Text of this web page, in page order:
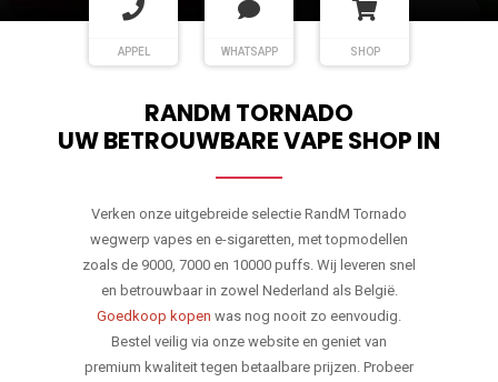
APPEL WHATSAPP SHOP
RANDM TORNADO
UW BETROUWBARE VAPE SHOP IN
Verken onze uitgebreide selectie RandM Tornado
wegwerp vapes en e-sigaretten, met topmodellen
zoals de 9000, 7000 en 10000 puffs. Wij leveren snel
en betrouwbaar in zowel Nederland als België.
Goedkoop kopen was nog nooit zo eenvoudig.
Bestel veilig via onze website en geniet van
premium kwaliteit tegen betaalbare prijzen. Probeer